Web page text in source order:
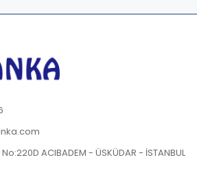
ACIBADEM - ÜSKÜDAR - İSTANBUL